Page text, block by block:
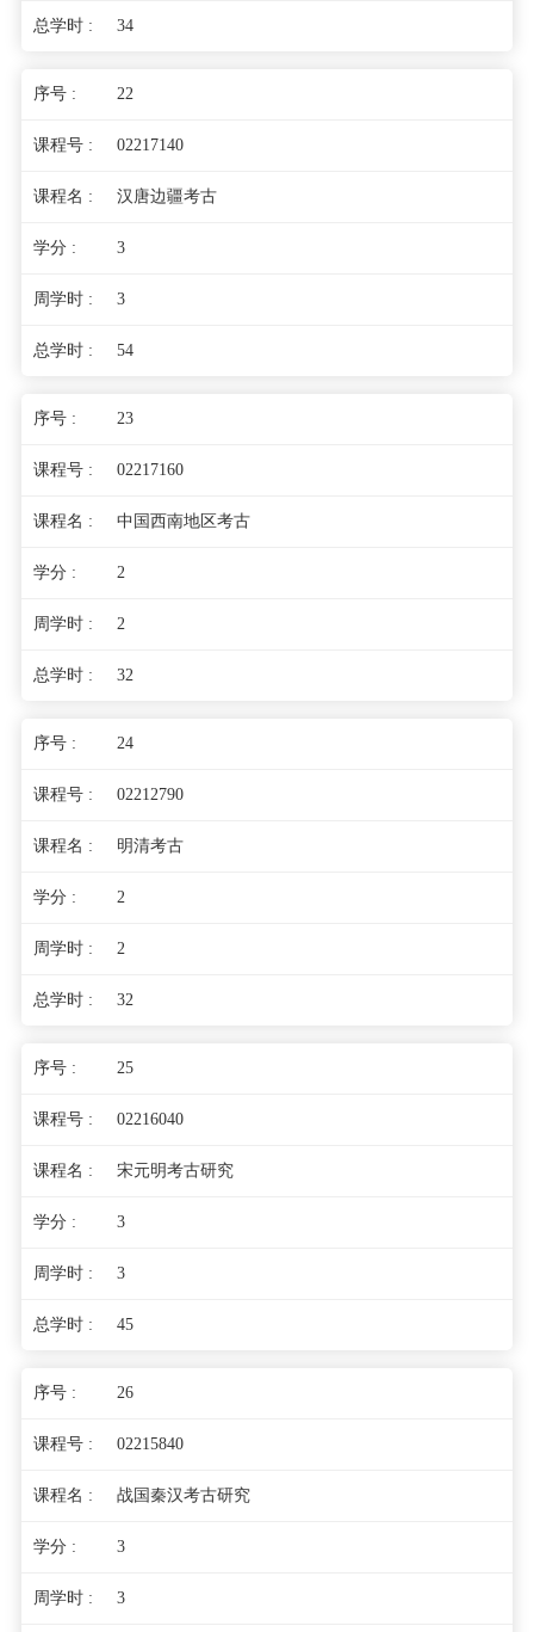
34
22
02217140
汉唐边疆考古
3
3
54
23
02217160
中国西南地区考古
2
2
32
24
02212790
明清考古
2
2
32
25
02216040
宋元明考古研究
3
3
45
26
02215840
战国秦汉考古研究
3
3